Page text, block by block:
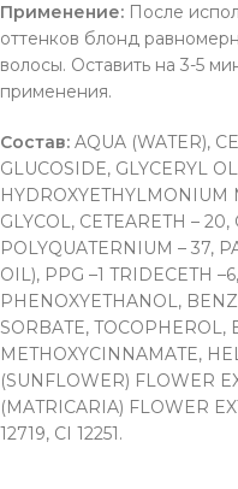
Применение: После
оттенков блонд
волосы. Оставить на 3-5
применения.
Состав: AQUA (WATER),
GLUCOSIDE, GLYCERYL
HYDROXYETHYLMONIUM
GLYCOL, CETEARETH –
POLYQUATERNIUM – 37,
OIL), PPG –1 TRIDECETH
PHENOXYETHANOL,
SORBATE, TOCOPHEROL,
METHOXYCINNAMATE,
(SUNFLOWER) FLOWER
(MATRICARIA) FLOWER
12719, CI 12251.